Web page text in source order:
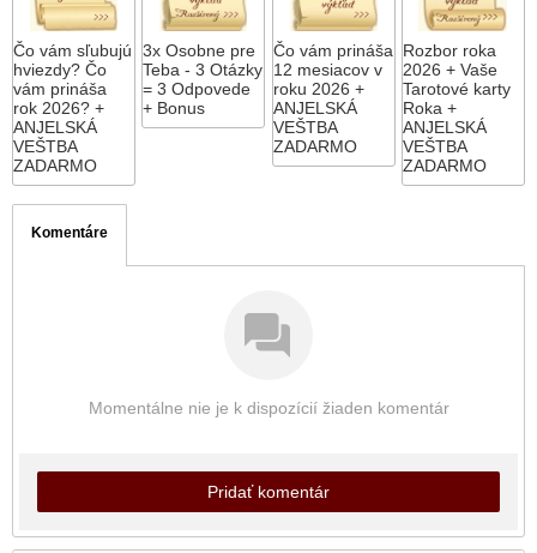
Čo vám sľubujú
hviezdy? Čo
vám prináša
rok 2026? +
ANJELSKÁ
VEŠTBA
ZADARMO
3x Osobne pre
Teba - 3 Otázky
= 3 Odpovede
+ Bonus
Čo vám prináša
12 mesiacov v
roku 2026 +
ANJELSKÁ
VEŠTBA
ZADARMO
Rozbor roka
2026 + Vaše
Tarotové karty
Roka +
ANJELSKÁ
VEŠTBA
ZADARMO
Komentáre
Momentálne nie je k dispozícií žiaden komentár
Pridať komentár